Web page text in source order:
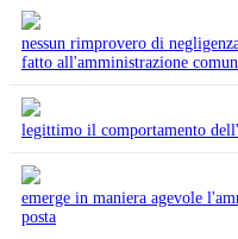
nessun rimprovero di
fatto all'amministrazione
legittimo il comportamento
emerge in maniera agevole
posta